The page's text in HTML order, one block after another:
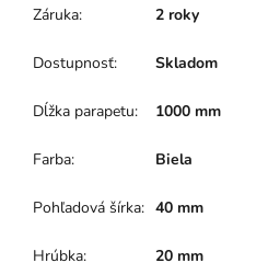
Záruka: 2 roky
Dostupnosť: Skladom
Dĺžka parapetu: 1000 mm
Farba: Biela
Pohľadová šírka: 40 mm
Hrúbka: 20 mm